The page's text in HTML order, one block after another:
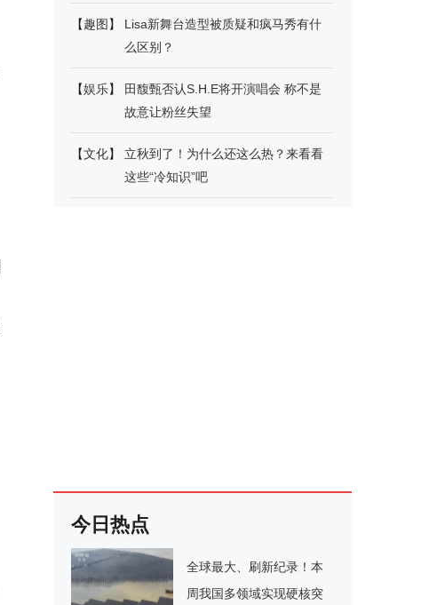
【趣图 】
Lisa新舞台造型被质疑和疯马秀有什
么区别？
【娱乐】
田馥甄否认S.H.E将开演唱会 称不是
故意让粉丝失望
【文化】
立秋到了！为什么还这么热？来看看
这些“冷知识”吧
今日热点
全球最大、刷新纪录！本
周我国多领域实现硬核突